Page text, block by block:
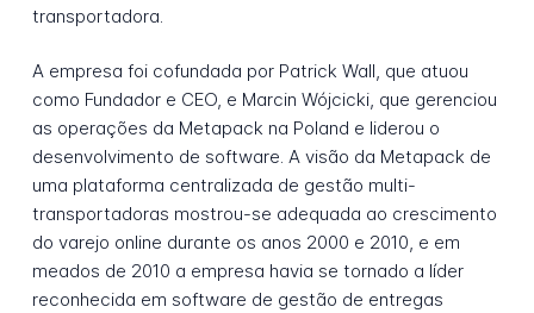
transportadora.
A empresa foi cofundada por Patrick Wall, que atuou
como Fundador e CEO, e Marcin Wójcicki, que gerenciou
as operações da Metapack na Poland e liderou o
desenvolvimento de software. A visão da Metapack de
uma plataforma centralizada de gestão multi-
transportadoras mostrou-se adequada ao crescimento
do varejo online durante os anos 2000 e 2010, e em
meados de 2010 a empresa havia se tornado a líder
reconhecida em software de gestão de entregas